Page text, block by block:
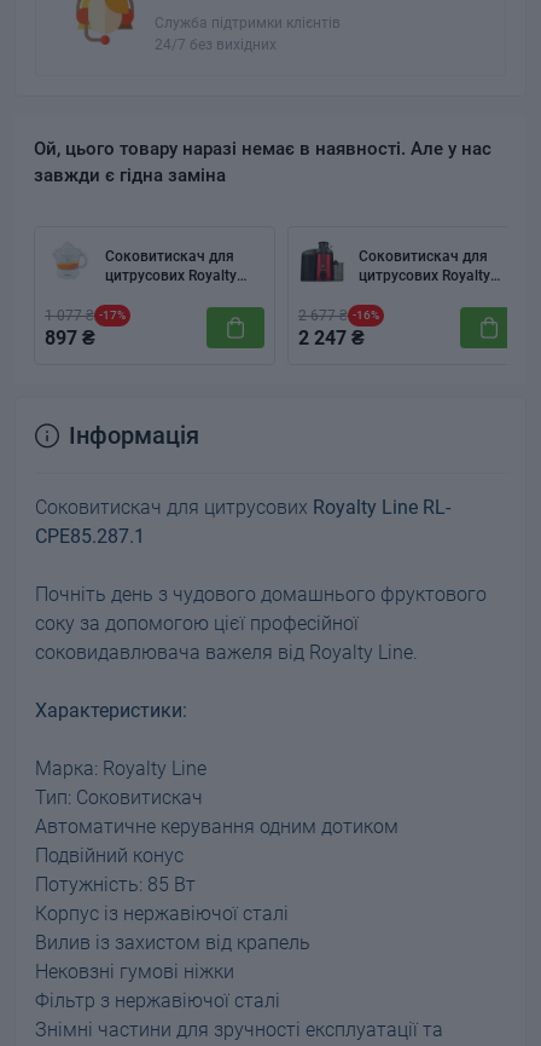
Служба підтримки клієнтів
24/7 без вихідних
Ой, цього товару наразі немає в наявності. Але у нас
завжди є гідна заміна
Соковитискач для
цитрусових Royalty
1 077 ₴ -17%
897 ₴
Соковитискач для
цитрусових Royalty
2 677 ₴ -16%
2 247 ₴
Інформація
Соковитискач для цитрусових Royalty Line RL-
CPE85.287.1
Почніть день з чудового домашнього фруктового
соку за допомогою цієї професійної
соковидавлювача важеля від Royalty Line.
Характеристики:
Марка: Royalty Line
Тип: Соковитискач
Автоматичне керування одним дотиком
Подвійний конус
Потужність: 85 Вт
Корпус із нержавіючої сталі
Вилив із захистом від крапель
Нековзні гумові ніжки
Фільтр з нержавіючої сталі
Знімні частини для зручності експлуатації та